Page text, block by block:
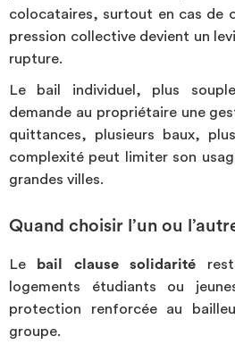
colocataires, surtout en cas de
pression collective devient un
rupture.
Le bail individuel, plus
demande au propriétaire une
quittances, plusieurs baux,
complexité peut limiter son
grandes villes.
Quand choisir l’un ou
Le bail clause solidarité
logements étudiants ou
protection renforcée au
groupe.